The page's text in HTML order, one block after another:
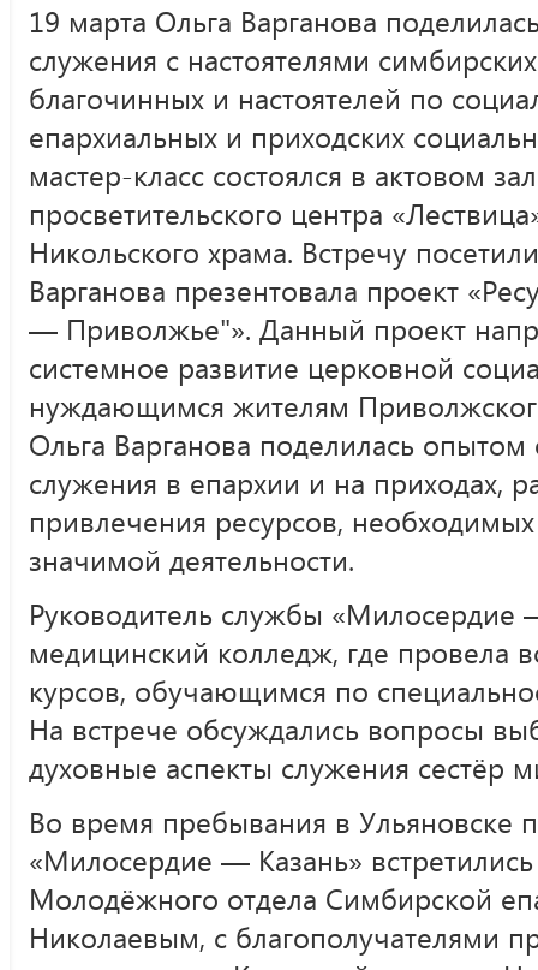
19 марта Ольга Варганова
служения с настоятелями
благочинных и настоятелей по
епархиальных и приходских
мастер-класс состоялся в актовом
просветительского центра
Никольского храма. Встречу
Варганова презентовала проект
— Приволжье"». Данный проект
системное развитие церковной
нуждающимся жителям
Ольга Варганова поделилась
служения в епархии и на приходах,
привлечения ресурсов,
значимой деятельности.
Руководитель службы «Милосердие
медицинский колледж, где провела
курсов, обучающимся по
На встрече обсуждались вопросы
духовные аспекты служения сестёр
Во время пребывания в Ульяновске
«Милосердие — Казань»
Молодёжного отдела Симбирской
Николаевым, с благополучателями